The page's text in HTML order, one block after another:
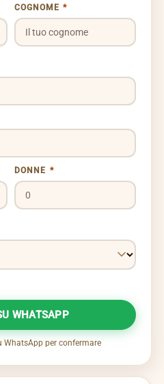
COGNOME *
DONNE *
WHATSAPP
WhatsApp per confermare